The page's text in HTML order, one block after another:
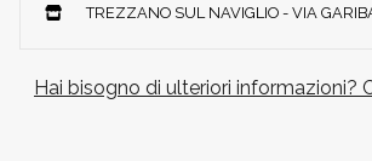
TREZZANO SUL NAVIGLIO - VIA
Hai bisogno di ulteriori informazioni?